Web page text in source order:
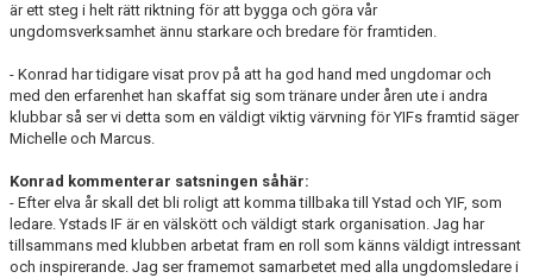
är ett steg i helt rätt riktning för att bygga och göra vår
ungdomsverksamhet ännu starkare och bredare för framtiden.
- Konrad har tidigare visat prov på att ha god hand med ungdomar och
med den erfarenhet han skaffat sig som tränare under åren ute i andra
klubbar så ser vi detta som en väldigt viktig värvning för YIFs framtid säger
Michelle och Marcus.
Konrad kommenterar satsningen såhär:
- Efter elva år skall det bli roligt att komma tillbaka till Ystad och YIF, som
ledare. Ystads IF är en välskött och väldigt stark organisation. Jag har
tillsammans med klubben arbetat fram en roll som känns väldigt intressant
och inspirerande. Jag ser framemot samarbetet med alla ungdomsledare i